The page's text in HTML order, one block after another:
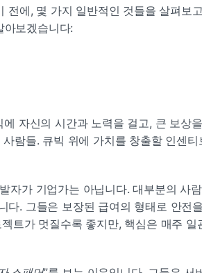
전에, 몇 가지 일반적인 것들을 살펴보
아보겠습니다:
에 자신의 시간과 노력을 걸고, 큰 보상
람들. 큐빅 위에 가치를 창출할 인센티
자가 기업가는 아닙니다. 대부분의 사
다. 그들은 보장된 급여의 형태로 안전
트가 멋질수록 좋지만, 핵심은 매주 일